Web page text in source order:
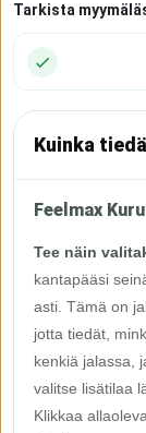
Tarkista
Kuinka
Feelmax
Tee näin
kantapääsi
asti. Tämä on
jotta tiedät,
kenkiä jalassa,
valitse lisätilaa
Klikkaa